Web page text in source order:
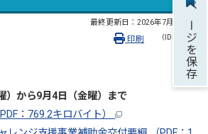
最終更新日： 2026年7月16日
（ID:1130）
印刷
）から9月4日（金曜）まで
：769.2キロバイト）
ページを保存